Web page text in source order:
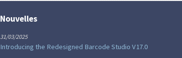
Nouvelles
31/03/2025
Introducing the Redesigned Barcode Studio V17.0